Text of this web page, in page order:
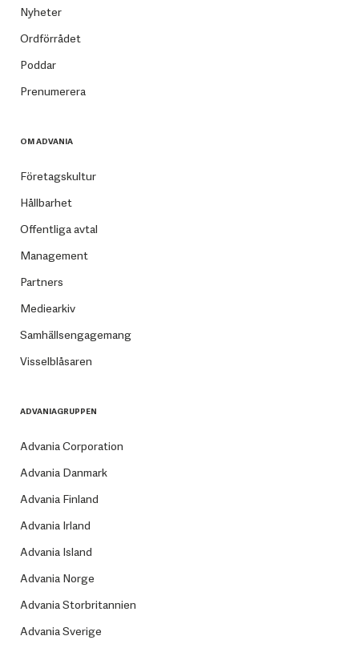
Nyheter
Ordförrådet
Poddar
Prenumerera
OM ADVANIA
Företagskultur
Hållbarhet
Offentliga avtal
Management
Partners
Mediearkiv
Samhällsengagemang
Visselblåsaren
ADVANIAGRUPPEN
Advania Corporation
Advania Danmark
Advania Finland
Advania Irland
Advania Island
Advania Norge
Advania Storbritannien
Advania Sverige